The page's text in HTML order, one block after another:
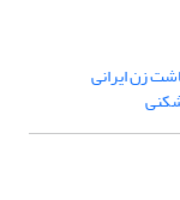
زن ایرانی